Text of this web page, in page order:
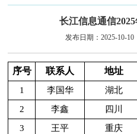
长江信息通信
发布日期：2025-10-10
序号 联系人 地址
1 李国华 湖北
2
李鑫 四川
3
王平 重庆